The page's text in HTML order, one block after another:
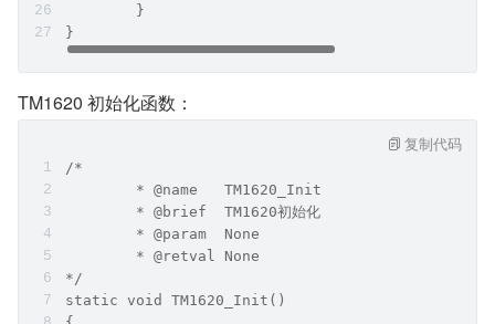
}
TM1620 初始化函数：
/*
	* @name   TM1620_Init
	* @brief  TM1620初始化
	* @param  None
	* @retval None
*/
static void TM1620_Init()
复制代码